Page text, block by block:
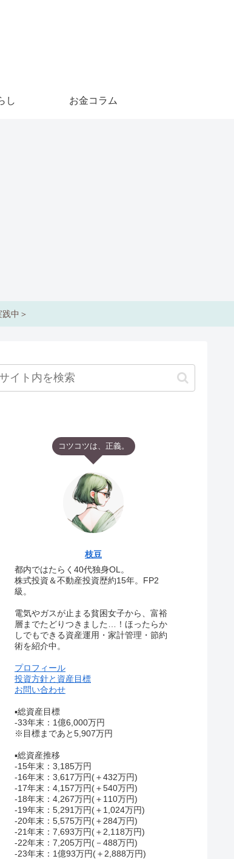
し お金コラム
中＞
コツコツは、正義。
枝豆
都内ではたらく40代独身OL。
株式投資＆不動産投資歴約15年。FP2
級。
電気やガスが止まる貧困女子から、富裕
層までたどりつきました…！ほったらか
しでもできる資産運用・家計管理・節約
術を紹介中。
プロフィール
投資方針と資産目標
お問い合わせ
▪総資産目標
-33年末：1億6,000万円
※目標まであと5,907万円
▪総資産推移
-15年末：3,185万円
-16年末：3,617万円(＋432万円)
-17年末：4,157万円(＋540万円)
-18年末：4,267万円(＋110万円)
-19年末：5,291万円(＋1,024万円)
-20年末：5,575万円(＋284万円)
-21年末：7,693万円(＋2,118万円)
-22年末：7,205万円(－488万円)
-23年末：1億93万円(＋2,888万円)